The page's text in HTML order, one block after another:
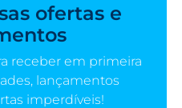
ofertas e
receber em primeira
lançamentos
imperdíveis!